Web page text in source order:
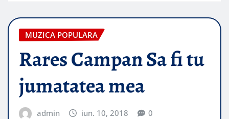
MUZICA POPULARA
Rares Campan Sa fi tu
jumatatea mea
admin iun. 10, 2018 0